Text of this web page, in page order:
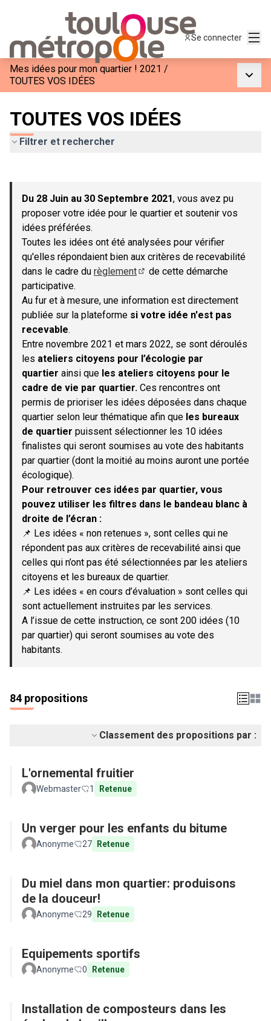
Se connecter
Mes idées pour mon quartier ! 2021 /
TOUTES VOS IDÉES
TOUTES VOS IDÉES
Filtrer et rechercher
−
Du 28 Juin au 30 Septembre 2021, vous avez pu
proposer votre idée pour le quartier et soutenir vos
idées préférées.
Toutes les idées ont été analysées pour vérifier
qu'elles répondaient bien aux critères de recevabilité
dans le cadre du règlement
de cette démarche
participative.
Au fur et à mesure, une information est directement
publiée sur la plateforme si votre idée n'est pas
recevable.
Entre novembre 2021 et mars 2022, se sont déroulés
les ateliers citoyens pour l’écologie par
quartier ainsi que les ateliers citoyens pour le
cadre de vie par quartier. Ces rencontres ont
permis de prioriser les idées déposées dans chaque
quartier selon leur thématique afin que les bureaux
de quartier puissent sélectionner les 10 idées
finalistes qui seront soumises au vote des habitants
par quartier (dont la moitié au moins auront une portée
écologique).
Pour retrouver ces idées par quartier, vous
pouvez utiliser les filtres dans le bandeau blanc à
droite de l’écran :
📌 Les idées « non retenues », sont celles qui ne
répondent pas aux critères de recevabilité ainsi que
celles qui n’ont pas été sélectionnées par les ateliers
citoyens et les bureaux de quartier.
📌 Les idées « en cours d’évaluation » sont celles qui
sont actuellement instruites par les services.
A l’issue de cette instruction, ce sont 200 idées (10
par quartier) qui seront soumises au vote des
habitants.
84 propositions
Classement des propositions par :
L'ornemental fruitier
Webmaster 1 Retenue
Un verger pour les enfants du bitume
Anonyme 27 Retenue
Du miel dans mon quartier: produisons
de la douceur!
Anonyme 29 Retenue
Equipements sportifs
Anonyme 0 Retenue
Installation de composteurs dans les